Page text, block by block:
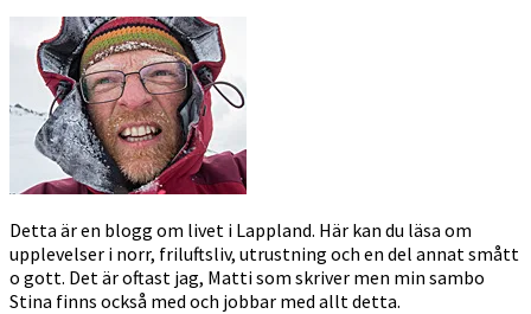
Detta är en blogg om livet i Lappland. Här kan du läsa om
upplevelser i norr, friluftsliv, utrustning och en del annat smått
o gott. Det är oftast jag, Matti som skriver men min sambo
Stina finns också med och jobbar med allt detta.